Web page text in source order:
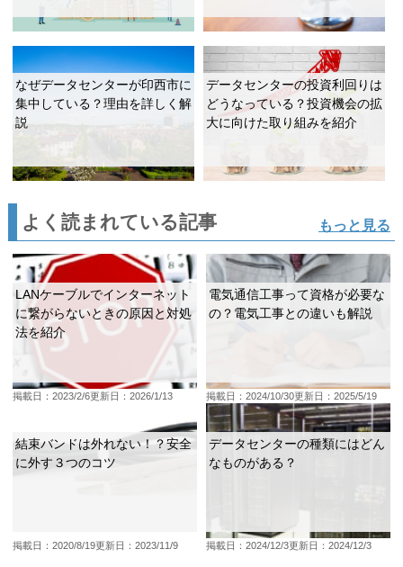
なぜデータセンターが印西市に
集中している？理由を詳しく解
説
データセンターの投資利回りは
どうなっている？投資機会の拡
大に向けた取り組みを紹介
よく読まれている記事 もっと見る
LANケーブルでインターネット
に繋がらないときの原因と対処
法を紹介
掲載日：2023/2/6更新日：2026/1/13
電気通信工事って資格が必要な
の？電気工事との違いも解説
掲載日：2024/10/30更新日：2025/5/19
結束バンドは外れない！？安全
に外す３つのコツ
掲載日：2020/8/19更新日：2023/11/9
データセンターの種類にはどん
なものがある？
掲載日：2024/12/3更新日：2024/12/3